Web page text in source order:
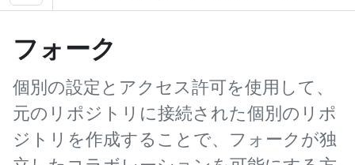
フォーク
個別の設定とアクセス許可を使用して、
元のリポジトリに接続された個別のリポ
ジトリを作成することで、フォークが独